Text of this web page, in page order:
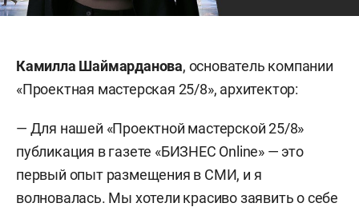
Камилла Шаймарданова, основатель компании
«Проектная мастерская 25/8», архитектор:
— Для нашей «Проектной мастерской 25/8»
публикация в газете «БИЗНЕС Online» — это
первый опыт размещения в СМИ, и я
волновалась. Мы хотели красиво заявить о себе